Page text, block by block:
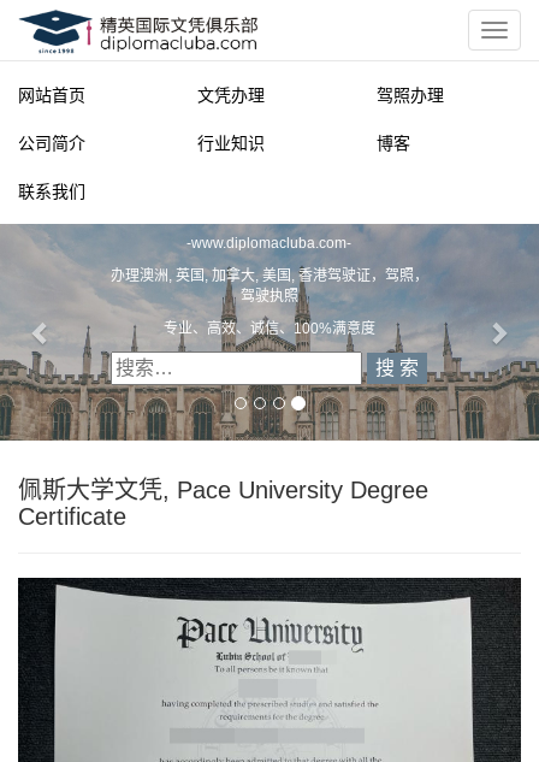
网站首页 文凭办理 驾照办理
公司简介 行业知识 博客
联系我们
-www.diplomacluba.com-
办理澳洲, 英国, 加拿大, 美国, 香港驾驶证，驾照，
驾驶执照
专业、高效、诚信、100%满意度
佩斯大学文凭, Pace University Degree
Certificate